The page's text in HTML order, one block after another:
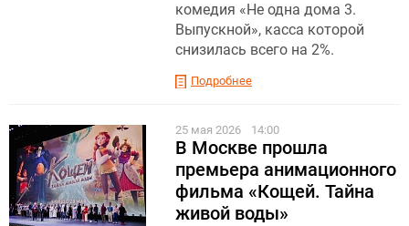
комедия «Не одна дома 3.
Выпускной», касса которой
снизилась всего на 2%.
Подробнее
25 мая 2026 14:00
В Москве прошла
премьера анимационного
фильма «Кощей. Тайна
живой воды»